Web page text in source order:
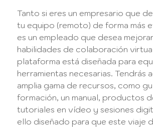
Tanto si eres un empresario que
tu equipo (remoto) de forma más
es un empleado que desea
habilidades de colaboración
plataforma está diseñada para
herramientas necesarias. Tendrás
amplia gama de recursos, como
formación, un manual, productos
tutoriales en vídeo y sesiones
ello diseñado para que este viaje